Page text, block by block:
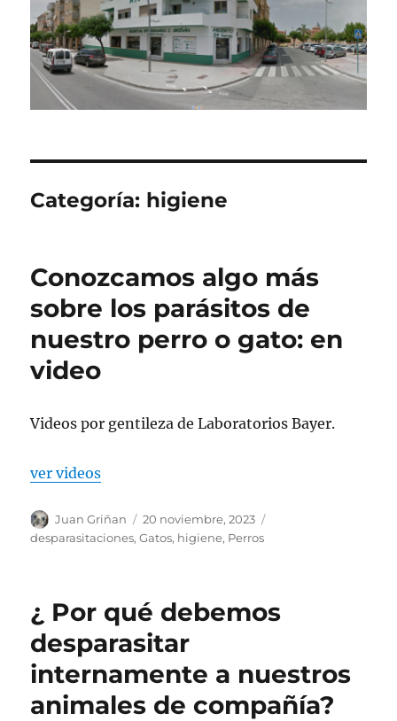
Categoría: higiene
Conozcamos algo más
sobre los parásitos de
nuestro perro o gato: en
video
Videos por gentileza de Laboratorios Bayer.
ver videos
Autor
Juan Griñan
Publicado
el
20 noviembre, 2023
desparasitaciones,Gatos, higiene, Perros
¿ Por qué debemos
desparasitar
internamente a nuestros
animales de compañía?